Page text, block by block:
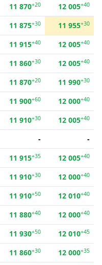
11 870+20 12 005+40
11 875+30 11 955+30
11 915+40 12 005+40
11 860+30 12 005+40
11 870+20 11 990+30
11 900+60 12 000+40
11 910+30 12 005+40
-
-
11 915+35 12 005+40
11 910+30 12 000+40
11 910+50 12 010+40
11 880+40 12 000+40
11 930+50 12 010+45
11 860+30 12 000+35